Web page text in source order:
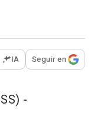
opciones para
IA Seguir en
-